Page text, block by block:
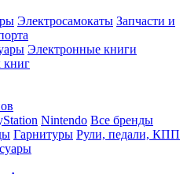
Электросамокаты Запчасти и
Электронные книги
книг
Nintendo Все бренды
Гарнитуры Рули, педали, КПП